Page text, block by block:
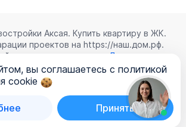
Аксая. Купить квартиру в ЖК.
проектов на https://наш.дом.рф.
означает согласие с
Лицензионным
конфиденциальностии
персональных данных
вы соглашаетесь с политикой
cookie
Принять